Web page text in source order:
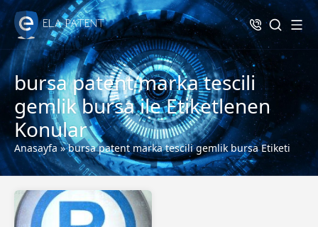
bursa patent marka tescili
gemlik bursa ile Etiketlenen
Konular
Anasayfa»bursa patent marka tescili gemlik bursa Etiketi